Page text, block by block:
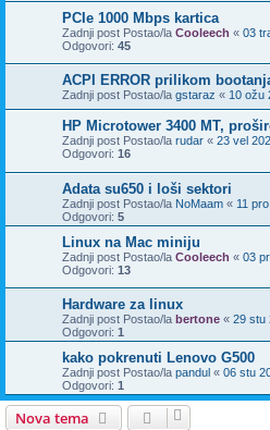
PCIe 1000 Mbps kartica
Zadnji post Postao/la Cooleech « 03
Odgovori: 45
ACPI ERROR prilikom
Zadnji post Postao/la gstaraz « 10 ožu
HP Microtower 3400 MT,
Zadnji post Postao/la rudar « 23 vel
Odgovori: 16
Adata su650 i loši sektori
Zadnji post Postao/la NoMaam « 11
Odgovori: 5
Linux na Mac miniju
Zadnji post Postao/la Cooleech « 03
Odgovori: 13
Hardware za linux
Zadnji post Postao/la bertone « 29 stu
Odgovori: 1
kako pokrenuti Lenovo G500
Zadnji post Postao/la pandul « 06 stu
Odgovori: 1
Nova tema